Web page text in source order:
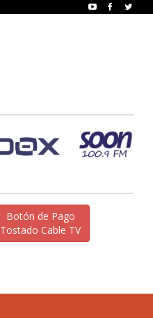
Botón de Pago
Tostado Cable TV